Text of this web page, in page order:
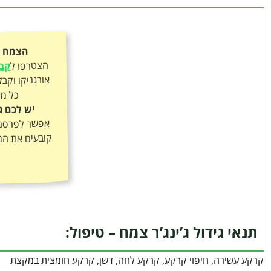
הצמח
הצטרפו ל
כל
יש לכם
אפשר
קובעים את
תנאי גידול ג’ינג’ר צמח – טיפול:
קרקע עשירה, חיפוי קרקע, קרקע לחה, דשן, קרקע חומצית במקצת